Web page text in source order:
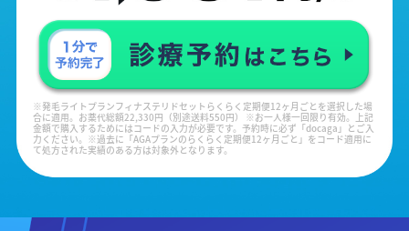
※発毛ライトプランフィナステリドセットらくらく定期便12ヶ月ごとを選択した場
合に適用。お薬代総額22,330円（別途送料550円） ※お一人様一回限り有効。上記
金額で購入するためにはコードの入力が必要です。予約時に必ず「docaga」とご入
力ください。※過去に「AGAプランのらくらく定期便12ヶ月ごと」をコード適用に
て処方された実績のある方は対象外となります。